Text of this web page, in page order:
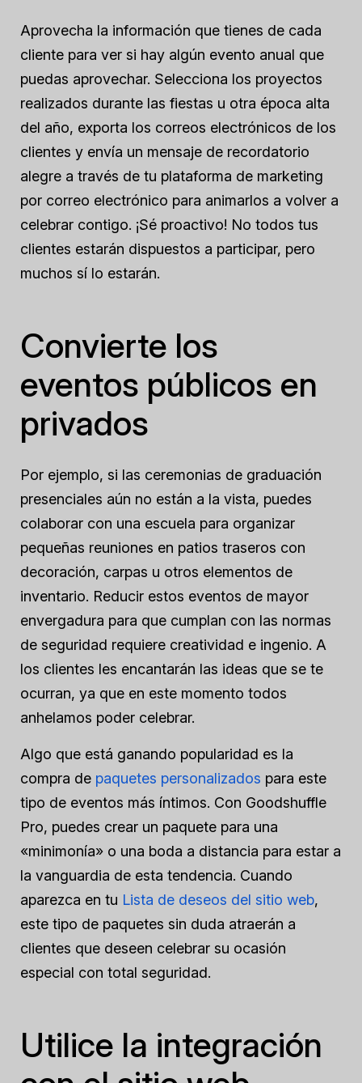
Aprovecha la información que tienes de cada
cliente para ver si hay algún evento anual que
puedas aprovechar. Selecciona los proyectos
realizados durante las fiestas u otra época alta
del año, exporta los correos electrónicos de los
clientes y envía un mensaje de recordatorio
alegre a través de tu plataforma de marketing
por correo electrónico para animarlos a volver a
celebrar contigo. ¡Sé proactivo! No todos tus
clientes estarán dispuestos a participar, pero
muchos sí lo estarán.
Convierte los
eventos públicos en
privados
Por ejemplo, si las ceremonias de graduación
presenciales aún no están a la vista, puedes
colaborar con una escuela para organizar
pequeñas reuniones en patios traseros con
decoración, carpas u otros elementos de
inventario. Reducir estos eventos de mayor
envergadura para que cumplan con las normas
de seguridad requiere creatividad e ingenio. A
los clientes les encantarán las ideas que se te
ocurran, ya que en este momento todos
anhelamos poder celebrar.
Algo que está ganando popularidad es la
compra de paquetes personalizados para este
tipo de eventos más íntimos. Con Goodshuffle
Pro, puedes crear un paquete para una
«minimonía» o una boda a distancia para estar a
la vanguardia de esta tendencia. Cuando
aparezca en tu Lista de deseos del sitio web,
este tipo de paquetes sin duda atraerán a
clientes que deseen celebrar su ocasión
especial con total seguridad.
Utilice la integración